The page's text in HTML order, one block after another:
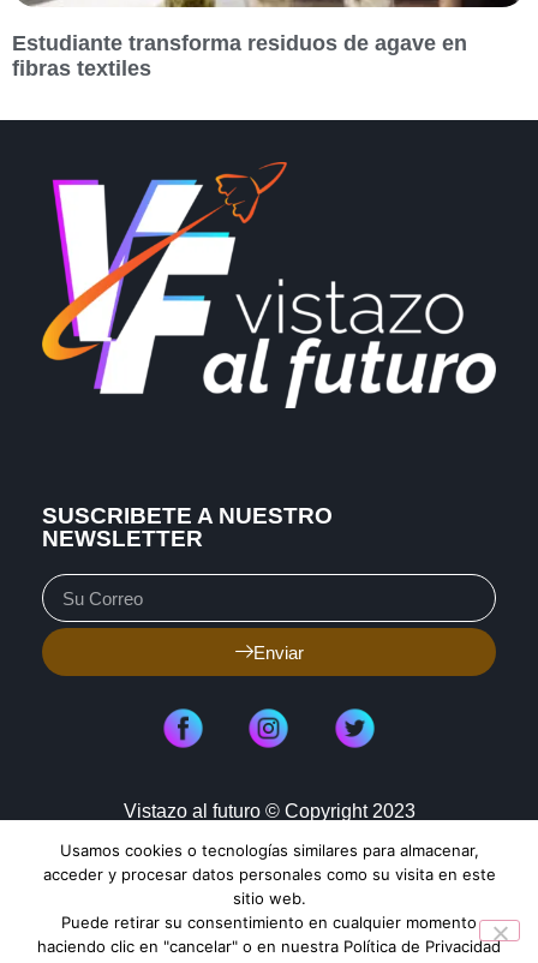
Estudiante transforma residuos de agave en
fibras textiles
SUSCRIBETE A NUESTRO
NEWSLETTER
Enviar
Vistazo al futuro © Copyright 2023
Aviso de Privacidad
Política de Cookies
Mapa de Sitio
Usamos cookies o tecnologías similares para almacenar,
acceder y procesar datos personales como su visita en este
sitio web.
Puede retirar su consentimiento en cualquier momento
haciendo clic en "cancelar" o en nuestra Política de Privacidad